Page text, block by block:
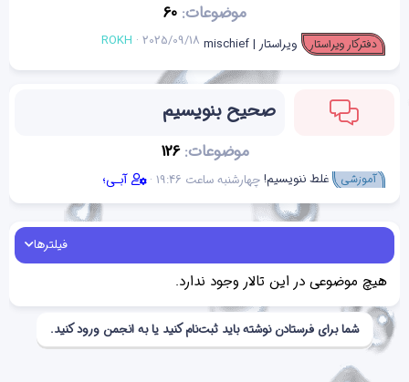
موضوعات 60
دفترکار ویراستار ویراستار | mischief 2025/09/18
ROKH
صحیح بنویسیم
موضوعات 126
آموزشی غلط ننویسیم!چهارشنبه ساعت 19:46 آبـی؛
فیلترها
هیچ موضوعی در این تالار وجود ندارد.
شما برای فرستادن نوشته باید ثبت‌نام کنید یا به انجمن ورود کنید.